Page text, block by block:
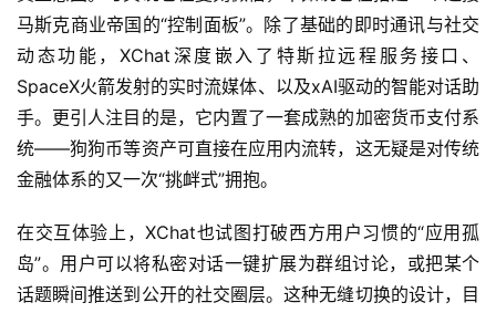
马斯克商业帝国的“控制面板”。除了基础的即时通讯与社交
动态功能，XChat深度嵌入了特斯拉远程服务接口、
SpaceX火箭发射的实时流媒体、以及xAI驱动的智能对话助
手。更引人注目的是，它内置了一套成熟的加密货币支付系
统——狗狗币等资产可直接在应用内流转，这无疑是对传统
金融体系的又一次“挑衅式”拥抱。
在交互体验上，XChat也试图打破西方用户习惯的“应用孤
岛”。用户可以将私密对话一键扩展为群组讨论，或把某个
话题瞬间推送到公开的社交圈层。这种无缝切换的设计，目